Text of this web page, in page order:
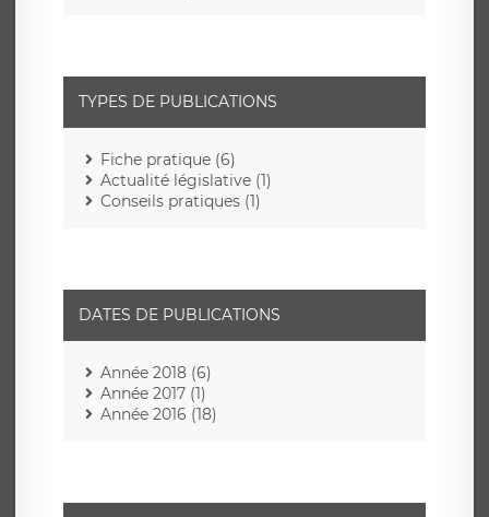
TYPES DE PUBLICATIONS
Fiche pratique (6)
Actualité législative (1)
Conseils pratiques (1)
DATES DE PUBLICATIONS
Année 2018 (6)
Année 2017 (1)
Année 2016 (18)